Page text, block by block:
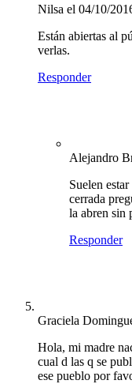
Nilsa el 04/10/
Están abiertas al
verlas.
Responder
Alejandro
Suelen
cerrada
la abren sin
Responder
Graciela
Hola, mi madre
cual d las q se
ese pueblo por